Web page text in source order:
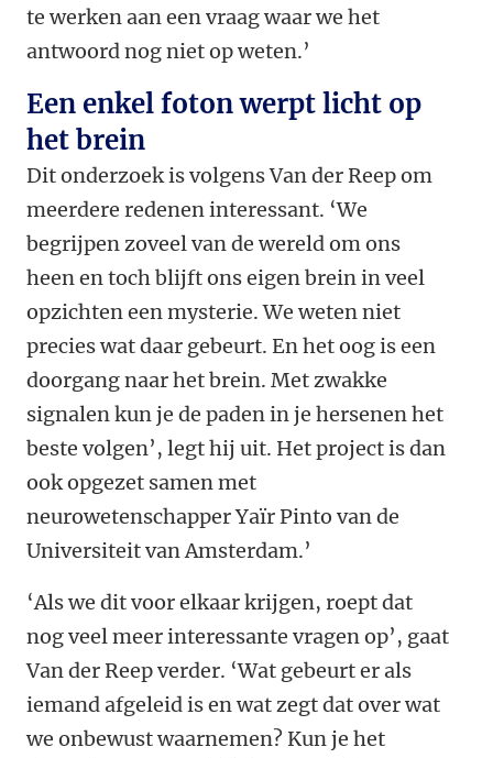
te werken aan een vraag waar we het
antwoord nog niet op weten.’
Een enkel foton werpt licht op
het brein
Dit onderzoek is volgens Van der Reep om
meerdere redenen interessant. ‘We
begrijpen zoveel van de wereld om ons
heen en toch blijft ons eigen brein in veel
opzichten een mysterie. We weten niet
precies wat daar gebeurt. En het oog is een
doorgang naar het brein. Met zwakke
signalen kun je de paden in je hersenen het
beste volgen’, legt hij uit. Het project is dan
ook opgezet samen met
neurowetenschapper Yaïr Pinto van de
Universiteit van Amsterdam.’
‘Als we dit voor elkaar krijgen, roept dat
nog veel meer interessante vragen op’, gaat
Van der Reep verder. ‘Wat gebeurt er als
iemand afgeleid is en wat zegt dat over wat
we onbewust waarnemen? Kun je het